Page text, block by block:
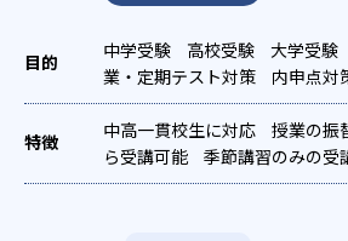
中学受験 高校受験 大学受験
業・定期テスト対策
内申点対
定着
総合型選抜(旧AO)対策
国公立大対策
私大対策 共通
(英語検定)対策
漢検(漢字検定)
中高一貫校生に対応 授業の振
ら受講可能
季節講習のみの受
り